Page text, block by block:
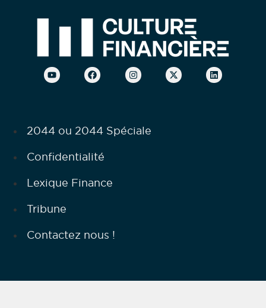
2044 ou 2044 Spéciale
Confidentialité
Lexique Finance
Tribune
Contactez nous !